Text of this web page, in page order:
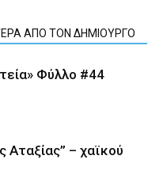
ΑΠΟ ΤΟΝ ΔΗΜΙΟΥΡΓΟ
Φύλλο #44
Αταξίας” – χαϊκού